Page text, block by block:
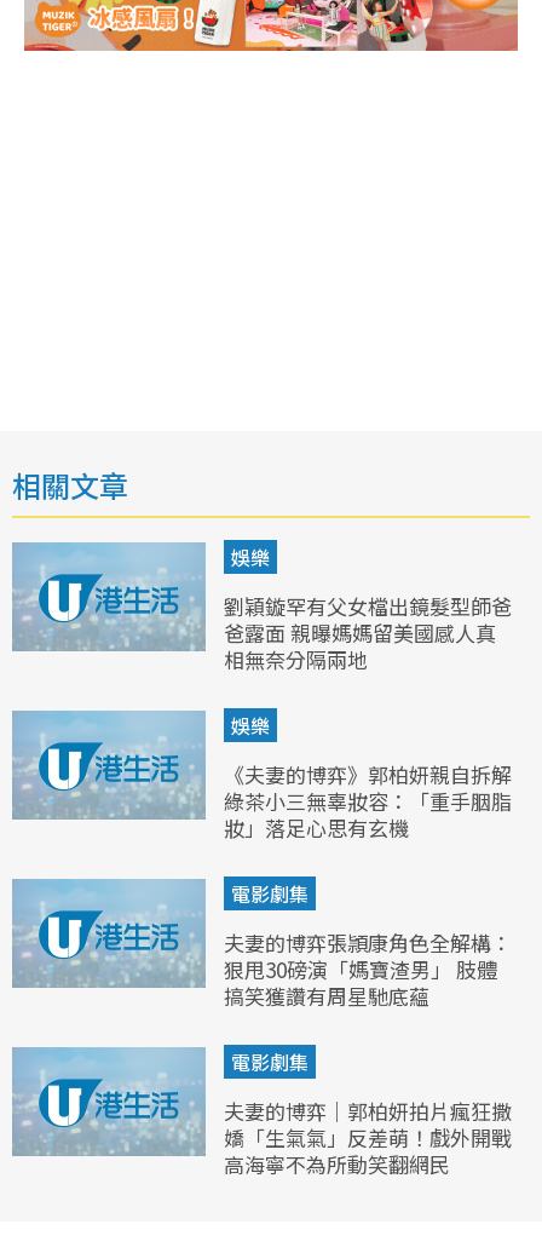
相關文章
娛樂
劉穎鏇罕有父女檔出鏡髮型師爸
爸露面 親曝媽媽留美國感人真
相無奈分隔兩地
娛樂
《夫妻的博弈》郭柏妍親自拆解
綠茶小三無辜妝容：「重手胭脂
妝」落足心思有玄機
電影劇集
夫妻的博弈張頴康角色全解構：
狠甩30磅演「媽寶渣男」 肢體
搞笑獲讚有周星馳底蘊
電影劇集
夫妻的博弈｜郭柏妍拍片瘋狂撒
嬌「生氣氣」反差萌！戲外開戰
高海寧不為所動笑翻網民